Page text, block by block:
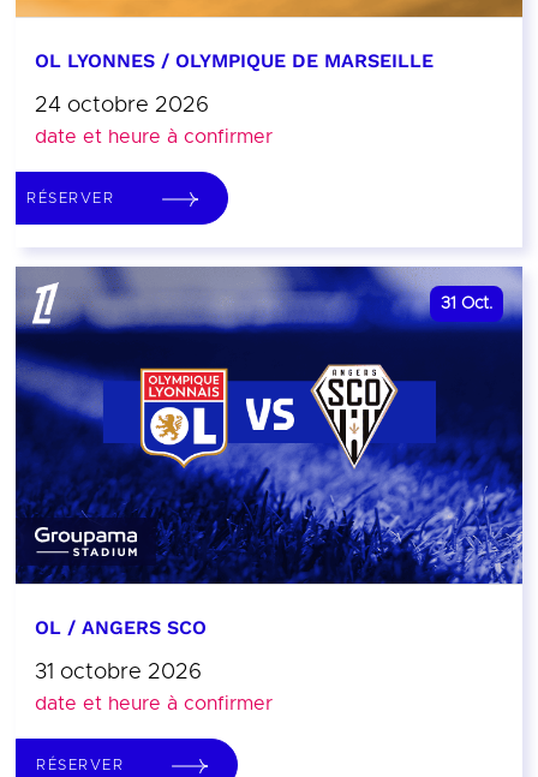
OL LYONNES / OLYMPIQUE DE MARSEILLE
24 octobre 2026
date et heure à confirmer
RÉSERVER
31 Oct.
OL / ANGERS SCO
31 octobre 2026
date et heure à confirmer
RÉSERVER